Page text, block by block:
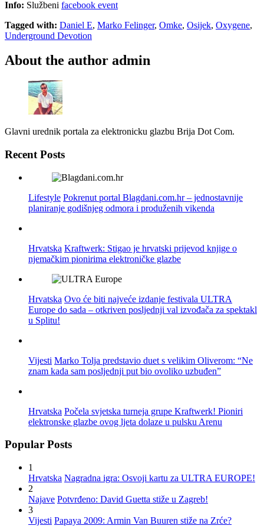
Info: Službeni facebook event
Tagged with: Daniel E, Marko Felinger, Omke, Osijek, Oxygene,
Underground Devotion
About the author admin
Glavni urednik portala za elektronicku glazbu Brija Dot Com.
Recent Posts
Lifestyle Pokrenut portal Blagdani.com.hr – jednostavnije
planiranje godišnjeg odmora i produženih vikenda
Hrvatska Kraftwerk: Stigao je hrvatski prijevod knjige o
njemačkim pionirima elektroničke glazbe
Hrvatska Ovo će biti najveće izdanje festivala ULTRA
Europe do sada – otkriven posljednji val izvođača za spektakl
u Splitu!
Vijesti Marko Tolja predstavio duet s velikim Oliverom: “Ne
znam kada sam posljednji put bio ovoliko uzbuđen”
Hrvatska Počela svjetska turneja grupe Kraftwerk! Pioniri
elektronske glazbe ovog ljeta dolaze u pulsku Arenu
Popular Posts
1
Hrvatska Nagradna igra: Osvoji kartu za ULTRA EUROPE!
2
Najave Potvrđeno: David Guetta stiže u Zagreb!
3
Vijesti Papaya 2009: Armin Van Buuren stiže na Zrće?